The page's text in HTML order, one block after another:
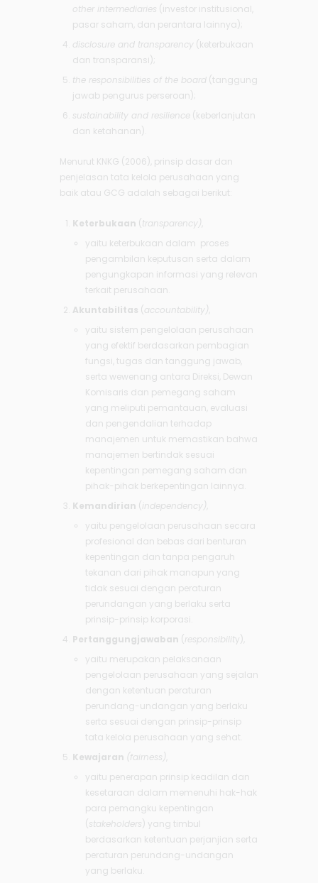
other intermediaries (investor institusional,
pasar saham, dan perantara lainnya);
disclosure and transparency (keterbukaan
dan transparansi);
the responsibilities of the board (tanggung
jawab pengurus perseroan);
sustainability and resilience (keberlanjutan
dan ketahanan).
Menurut KNKG (2006), prinsip dasar dan
penjelasan tata kelola perusahaan yang
baik atau GCG adalah sebagai berikut:
Keterbukaan (transparency)
yaitu keterbukaan dalam proses
pengambilan keputusan serta dalam
pengungkapan informasi yang relevan
terkait perusahaan.
Akuntabilitas (accountability)
yaitu sistem pengelolaan perusahaan
yang efektif berdasarkan pembagian
fungsi, tugas dan tanggung jawab,
serta wewenang antara Direksi, Dewan
Komisaris dan pemegang saham
yang meliputi pemantauan, evaluasi
dan pengendalian terhadap
manajemen untuk memastikan bahwa
manajemen bertindak sesuai
kepentingan pemegang saham dan
pihak-pihak berkepentingan lainnya.
Kemandirian (independency)
yaitu pengelolaan perusahaan secara
profesional dan bebas dari benturan
kepentingan dan tanpa pengaruh
tekanan dari pihak manapun yang
tidak sesuai dengan peraturan
perundangan yang berlaku serta
prinsip-prinsip korporasi.
Pertanggungjawaban (responsibility),
yaitu merupakan pelaksanaan
pengelolaan perusahaan yang sejalan
dengan ketentuan peraturan
perundang-undangan yang berlaku
serta sesuai dengan prinsip-prinsip
tata kelola perusahaan yang sehat.
Kewajaran (fairness)
yaitu penerapan prinsip keadilan dan
kesetaraan dalam memenuhi hak-hak
para pemangku kepentingan
(stakeholders ) yang timbul
berdasarkan ketentuan perjanjian serta
peraturan perundang-undangan
yang berlaku.